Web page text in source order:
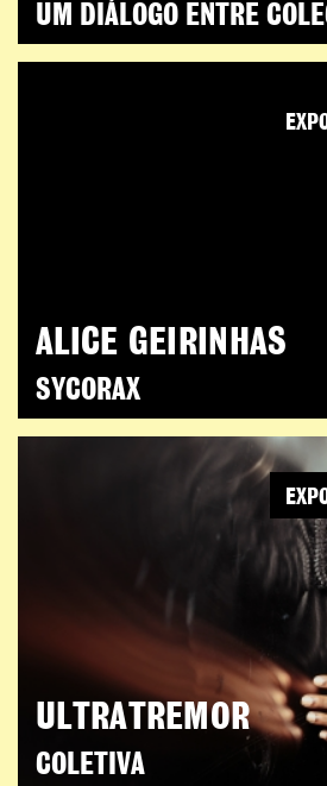
UM DIÁLOGO ENTRE
ALICE GEIRINHAS
SYCORAX
ULTRATREMOR
COLETIVA